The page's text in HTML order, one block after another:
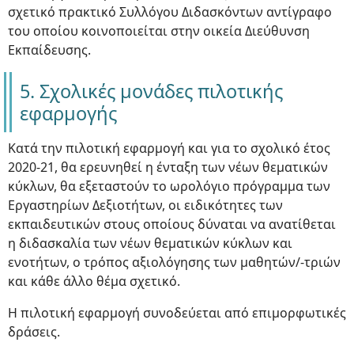
σχετικό πρακτικό Συλλόγου Διδασκόντων αντίγραφο
του οποίου κοινοποιείται στην οικεία Διεύθυνση
Εκπαίδευσης.
5. Σχολικές μονάδες πιλοτικής
εφαρμογής
Κατά την πιλοτική εφαρμογή και για το σχολικό έτος
2020-21, θα ερευνηθεί η ένταξη των νέων θεματικών
κύκλων, θα εξεταστούν το ωρολόγιο πρόγραμμα των
Εργαστηρίων Δεξιοτήτων, οι ειδικότητες των
εκπαιδευτικών στους οποίους δύναται να ανατίθεται
η διδασκαλία των νέων θεματικών κύκλων και
ενοτήτων, ο τρόπος αξιολόγησης των μαθητών/-τριών
και κάθε άλλο θέμα σχετικό.
Η πιλοτική εφαρμογή συνοδεύεται από επιμορφωτικές
δράσεις.